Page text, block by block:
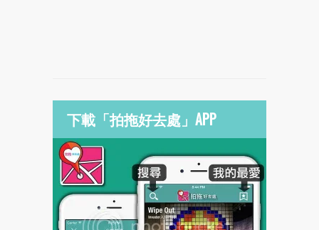
下載「拍拖好去處」APP